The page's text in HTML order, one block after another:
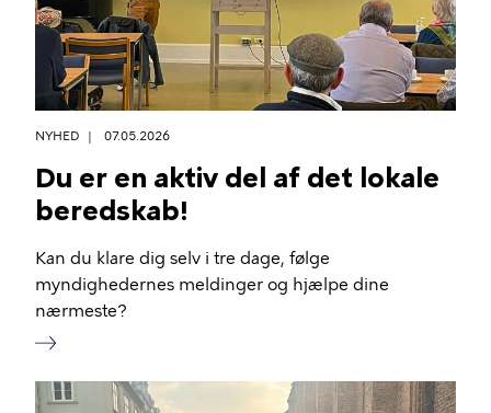
NYHED 07.05.2026
Du er en aktiv del af det lokale
beredskab!
Kan du klare dig selv i tre dage, følge
myndighedernes meldinger og hjælpe dine
nærmeste?